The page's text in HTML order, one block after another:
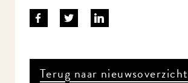
Terug naar nieuwsoverzicht